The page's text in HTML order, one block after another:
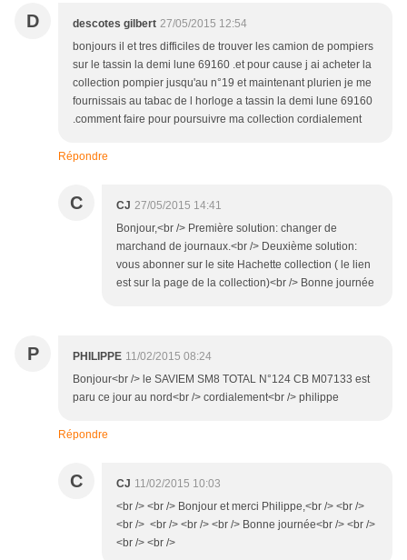
D descotes gilbert 27/05/2015 12:54
bonjours il et tres difficiles de trouver les camion de pompiers
sur le tassin la demi lune 69160 .et pour cause j ai acheter la
collection pompier jusqu'au n°19 et maintenant plurien je me
fournissais au tabac de l horloge a tassin la demi lune 69160
.comment faire pour poursuivre ma collection cordialement
Répondre
C CJ 27/05/2015 14:41
Bonjour,<br /> Première solution: changer de
marchand de journaux.<br /> Deuxième solution:
vous abonner sur le site Hachette collection ( le lien
est sur la page de la collection)<br /> Bonne journée
P PHILIPPE 11/02/2015 08:24
Bonjour<br /> le SAVIEM SM8 TOTAL N°124 CB M07133 est
paru ce jour au nord<br /> cordialement<br /> philippe
Répondre
C CJ 11/02/2015 10:03
<br /> <br /> Bonjour et merci Philippe,<br /> <br />
<br /> <br /> <br /> <br /> Bonne journée<br /> <br />
<br /> <br />